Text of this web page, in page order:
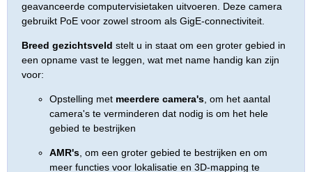
geavanceerde computervisietaken uitvoeren. Deze camera
gebruikt PoE voor zowel stroom als GigE-connectiviteit.
Breed gezichtsveld stelt u in staat om een groter gebied in
een opname vast te leggen, wat met name handig kan zijn
voor:
Opstelling met meerdere camera's , om het aantal
camera's te verminderen dat nodig is om het hele
gebied te bestrijken
AMR's , om een groter gebied te bestrijken en om
meer functies voor lokalisatie en 3D-mapping te